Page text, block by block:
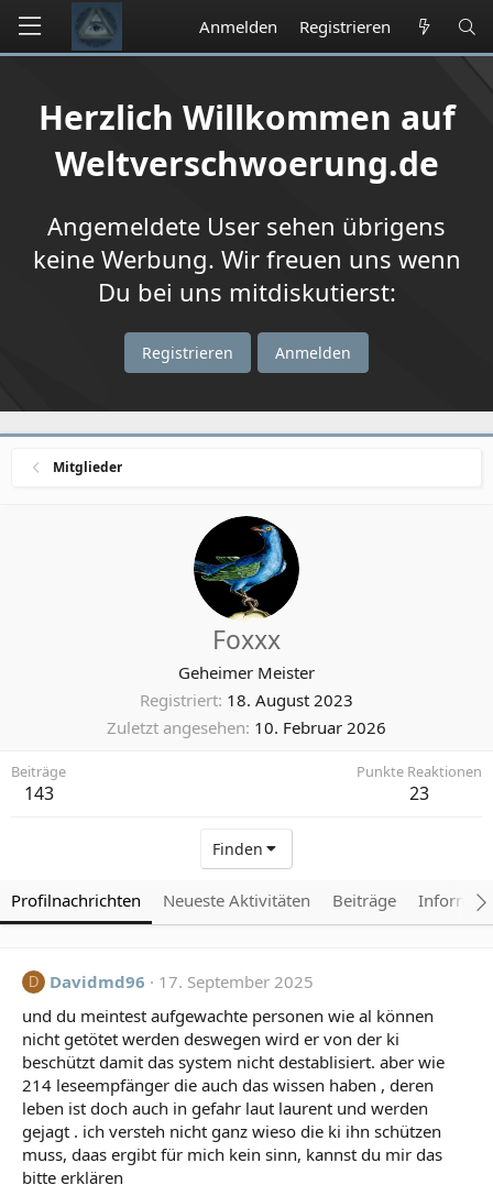
Anmelden Registrieren
Herzlich Willkommen auf
Weltverschwoerung.de
Angemeldete User sehen übrigens
keine Werbung. Wir freuen uns wenn
Du bei uns mitdiskutierst:
Registrieren Anmelden
Mitglieder
Foxxx
Geheimer Meister
Registriert 18. August 2023
Zuletzt angesehen 10. Februar 2026
Beiträge
143
Punkte Reaktionen
23
Finden
Profilnachrichten Neueste Aktivitäten Beiträge
D Davidmd96
17. September 2025
und du meintest aufgewachte personen wie al können
nicht getötet werden deswegen wird er von der ki
beschützt damit das system nicht destablisiert. aber wie
214 leseempfänger die auch das wissen haben , deren
leben ist doch auch in gefahr laut laurent und werden
gejagt . ich versteh nicht ganz wieso die ki ihn schützen
muss, daas ergibt für mich kein sinn, kannst du mir das
bitte erklären